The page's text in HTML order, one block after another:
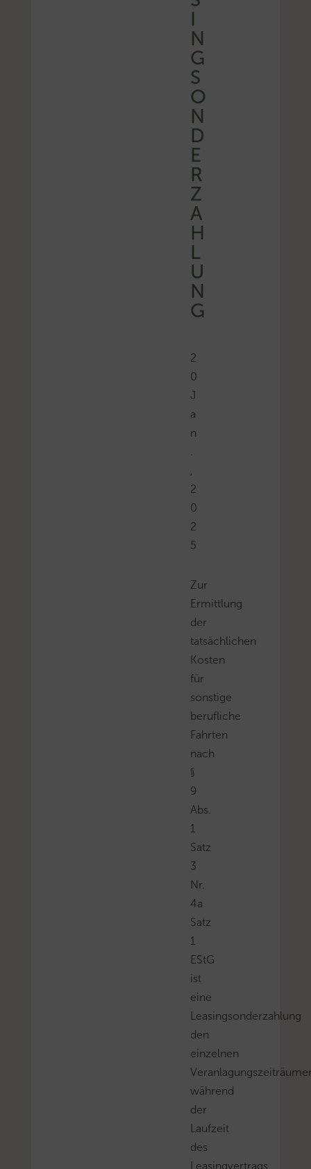
I
N
G
S
O
N
D
E
R
Z
A
H
L
U
N
G
2
0
J
a
n
2
0
2
5
Zur
Ermittlung
der
tatsächlichen
Kosten
für
sonstige
berufliche
Fahrten
nach
§
9
Abs.
1
Satz
3
Nr.
4a
Satz
1
EStG
ist
eine
Leasingsonderzahlung
den
einzelnen
während
der
Laufzeit
des
Leasingvertrags